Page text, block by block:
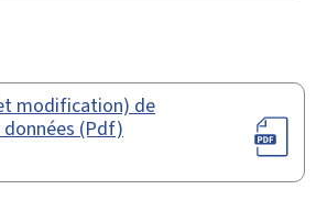
modification) de
(Pdf)